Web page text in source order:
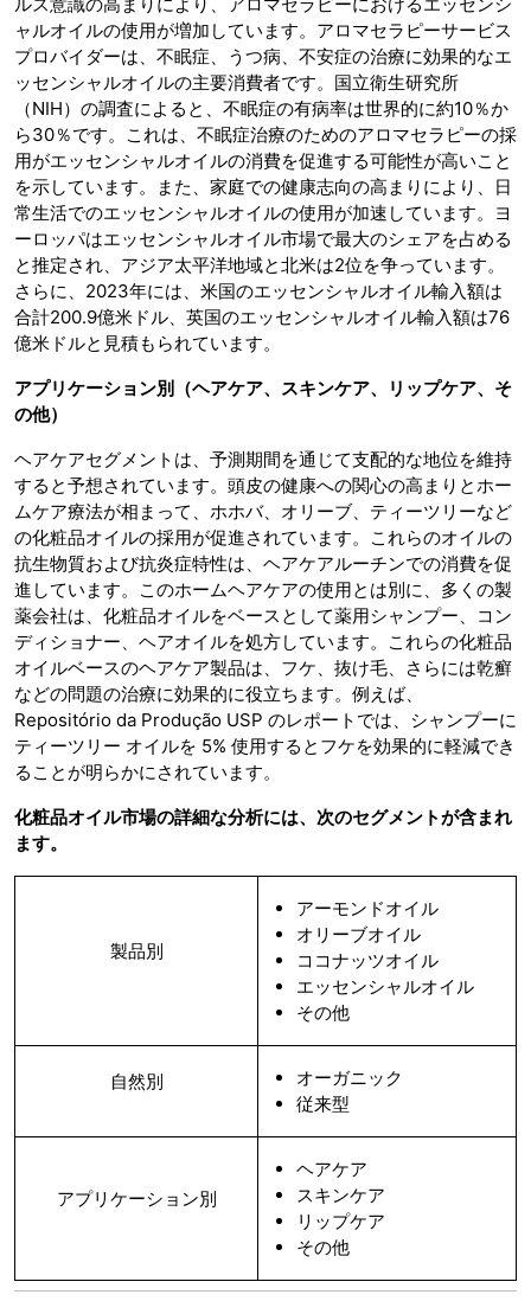
ャルオイルの使用が増加しています。アロマセラピーサービス
プロバイダーは、不眠症、うつ病、不安症の治療に効果的なエ
ッセンシャルオイルの主要消費者です。国立衛生研究所
（NIH）の調査によると、不眠症の有病率は世界的に約10％か
ら30％です。これは、不眠症治療のためのアロマセラピーの採
用がエッセンシャルオイルの消費を促進する可能性が高いこと
を示しています。また、家庭での健康志向の高まりにより、日
常生活でのエッセンシャルオイルの使用が加速しています。ヨ
ーロッパはエッセンシャルオイル市場で最大のシェアを占める
と推定され、アジア太平洋地域と北米は2位を争っています。
さらに、2023年には、米国のエッセンシャルオイル輸入額は
合計200.9億米ドル、英国のエッセンシャルオイル輸入額は76
億米ドルと見積もられています。
アプリケーション別（ヘアケア、スキンケア、リップケア、そ
の他）
ヘアケアセグメントは、予測期間を通じて支配的な地位を維持
すると予想されています。頭皮の健康への関心の高まりとホー
ムケア療法が相まって、ホホバ、オリーブ、ティーツリーなど
の化粧品オイルの採用が促進されています。これらのオイルの
抗生物質および抗炎症特性は、ヘアケアルーチンでの消費を促
進しています。このホームヘアケアの使用とは別に、多くの製
薬会社は、化粧品オイルをベースとして薬用シャンプー、コン
ディショナー、ヘアオイルを処方しています。これらの化粧品
オイルベースのヘアケア製品は、フケ、抜け毛、さらには乾癬
などの問題の治療に効果的に役立ちます。例えば、
Repositório da Produção USP のレポートでは、シャンプーに
ティーツリー オイルを 5% 使用するとフケを効果的に軽減でき
ることが明らかにされています。
化粧品オイル市場の詳細な分析には、次のセグメントが含まれ
ます。
製品別
アーモンドオイル
オリーブオイル
ココナッツオイル
エッセンシャルオイル
その他
自然別
オーガニック
従来型
アプリケーション別
ヘアケア
スキンケア
リップケア
その他